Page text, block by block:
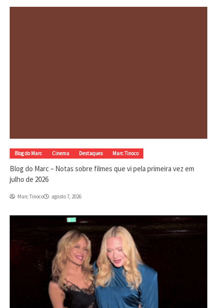
Blog do Marc Cinema Destaques Marc Tinoco
Blog do Marc – Notas sobre filmes que vi pela primeira vez em
julho de 2026
Marc Tinoco agosto 7, 2026